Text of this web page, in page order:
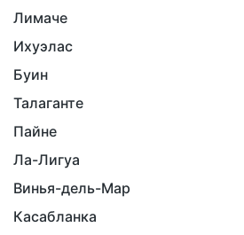
Лимаче
Ихуэлас
Буин
Талаганте
Пайне
Ла-Лигуа
Винья-дель-Мар
Касабланка